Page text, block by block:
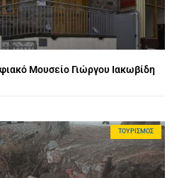
Μουσείο Γιώργου Ιακωβίδη
ΤΟΥΡΙΣΜΌΣ